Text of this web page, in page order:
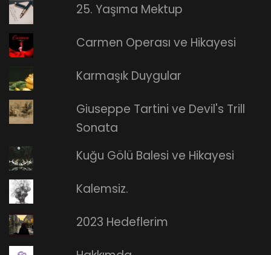
25. Yaşıma Mektup
Carmen Operası ve Hikayesi
Karmaşık Duygular
Giuseppe Tartini ve Devil's Trill
Sonata
Kuğu Gölü Balesi ve Hikayesi
Kalemsiz.
2023 Hedeflerim